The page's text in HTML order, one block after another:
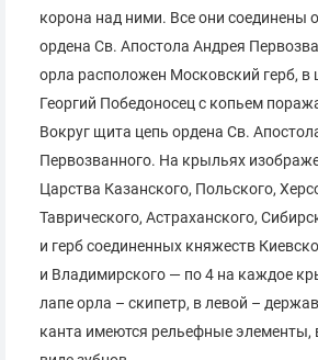
корона над ними. Все они соединены
ордена Св. Апостола Андрея
орла расположен Московский герб, в
Георгий Победоносец с копьем
Вокруг щита цепь ордена Св.
Первозванного. На крыльях
Царства Казанского, Польского,
Таврического, Астраханского,
и герб соединенных княжеств
и Владимирского — по 4 на каждое
лапе орла – скипетр, в левой –
канта имеются рельефные